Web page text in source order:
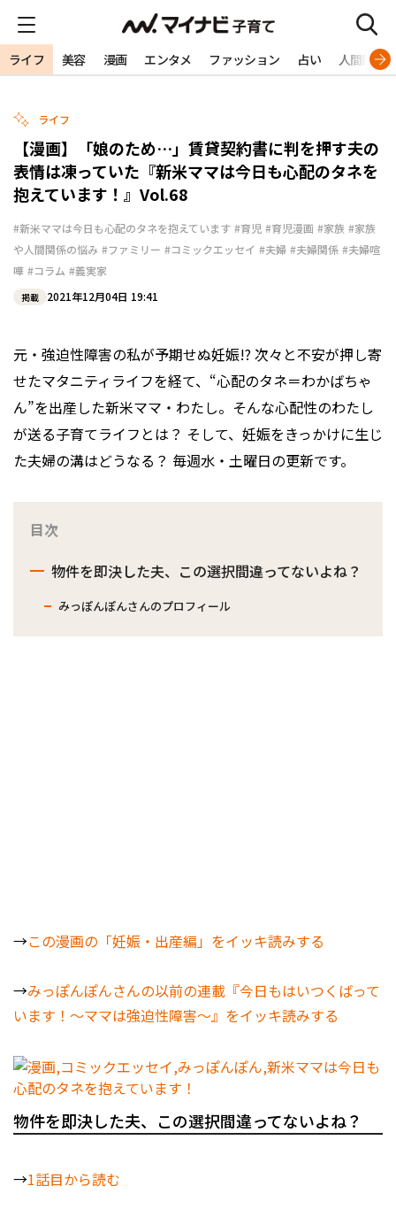
ライフ 美容 漫画 エンタメ ファッション 占い 人間関係
ライフ
【漫画】「娘のため…」賃貸契約書に判を押す夫の
表情は凍っていた『新米ママは今日も心配のタネを
抱えています！』Vol.68
#新米ママは今日も心配のタネを抱えています #育児 #育児漫画 #家族 #家族
や人間関係の悩み #ファミリー #コミックエッセイ #夫婦 #夫婦関係 #夫婦喧
嘩 #コラム #義実家
掲載 2021年12月04日 19:41
元・強迫性障害の私が予期せぬ妊娠!? 次々と不安が押し寄
せたマタニティライフを経て、“心配のタネ＝わかばちゃ
ん”を出産した新米ママ・わたし。そんな心配性のわたし
が送る子育てライフとは？ そして、妊娠をきっかけに生じ
た夫婦の溝はどうなる？ 毎週水・土曜日の更新です。
目次
物件を即決した夫、この選択間違ってないよね？
みっぽんぽんさんのプロフィール
→この漫画の「妊娠・出産編」をイッキ読みする
→みっぽんぽんさんの以前の連載『今日もはいつくばって
います！～ママは強迫性障害～』をイッキ読みする
物件を即決した夫、この選択間違ってないよね？
→1話目から読む